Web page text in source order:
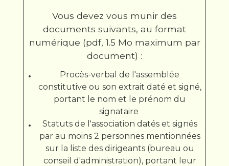
Vous devez vous munir des
documents suivants, au format
numérique (pdf, 1.5 Mo maximum par
document) :
Procès-verbal de l'assemblée
constitutive ou son extrait daté et signé,
portant le nom et le prénom du
signataire
Statuts de l'association datés et signés
par au moins 2 personnes mentionnées
sur la liste des dirigeants (bureau ou
conseil d'administration), portant leur